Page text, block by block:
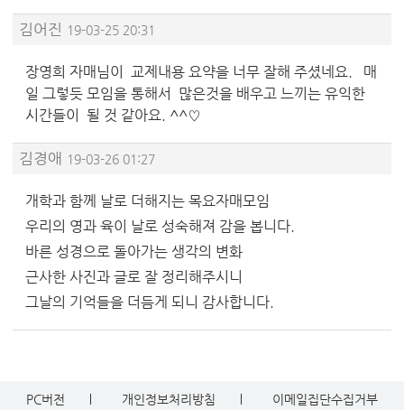
김어진 19-03-25 20:31
장영희 자매님이 교제내용 요약을 너무 잘해 주셨네요. 매
일 그렇듯 모임을 통해서 많은것을 배우고 느끼는 유익한
시간들이 될 것 같아요. ^^♡
김경애 19-03-26 01:27
개학과 함께 날로 더해지는 목요자매모임
우리의 영과 육이 날로 성숙해져 감을 봅니다.
바른 성경으로 돌아가는 생각의 변화
근사한 사진과 글로 잘 정리해주시니
그날의 기억들을 더듬게 되니 감사합니다.
PC버전 개인정보처리방침 이메일집단수집거부